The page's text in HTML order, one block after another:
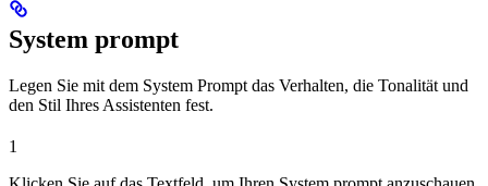
System prompt
Legen Sie mit dem System Prompt das Verhalten, die Tonalität und
den Stil Ihres Assistenten fest.
1